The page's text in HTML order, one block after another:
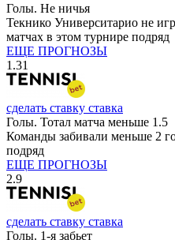
Голы. Не ничья
Текнико Университарио не
матчах в этом турнире подряд
ЕЩЕ ПРОГНОЗЫ
1.31
сделать ставку ставка
Голы. Тотал матча меньше 1.5
Команды забивали меньше 2
подряд
ЕЩЕ ПРОГНОЗЫ
2.9
сделать ставку ставка
Голы. 1-я забьет